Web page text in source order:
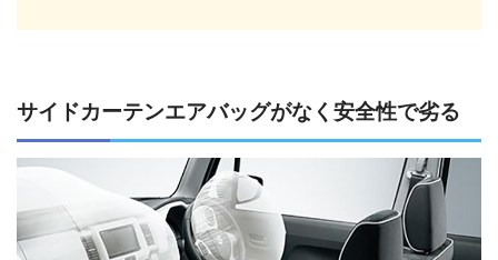
サイドカーテンエアバッグがなく安全性で劣る